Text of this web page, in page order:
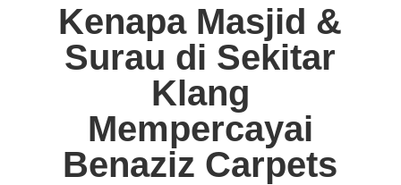
Kenapa Masjid &
Surau di Sekitar
Klang
Mempercayai
Benaziz Carpets